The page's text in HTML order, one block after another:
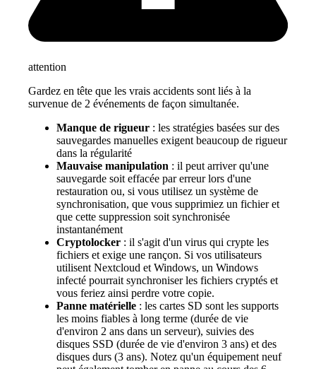
attention
Gardez en tête que les vrais accidents sont liés à la
survenue de 2 événements de façon simultanée.
Manque de rigueur : les stratégies basées sur des
sauvegardes manuelles exigent beaucoup de rigueur
dans la régularité
Mauvaise manipulation : il peut arriver qu'une
sauvegarde soit effacée par erreur lors d'une
restauration ou, si vous utilisez un système de
synchronisation, que vous supprimiez un fichier et
que cette suppression soit synchronisée
instantanément
Cryptolocker : il s'agit d'un virus qui crypte les
fichiers et exige une rançon. Si vos utilisateurs
utilisent Nextcloud et Windows, un Windows
infecté pourrait synchroniser les fichiers cryptés et
vous feriez ainsi perdre votre copie.
Panne matérielle : les cartes SD sont les supports
les moins fiables à long terme (durée de vie
d'environ 2 ans dans un serveur), suivies des
disques SSD (durée de vie d'environ 3 ans) et des
disques durs (3 ans). Notez qu'un équipement neuf